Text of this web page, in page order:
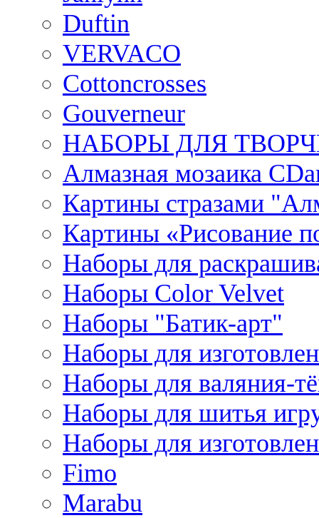
Duftin
VERVACO
Cottoncrosses
Gouverneur
НАБОРЫ ДЛЯ
Алмазная мозаика
Картины стразами
Картины «Рисование
Наборы для
Наборы Сolor Velvet
Наборы "Батик-арт"
Наборы для
Наборы для валяния-
Наборы для шитья
Наборы для
Fimo
Marabu